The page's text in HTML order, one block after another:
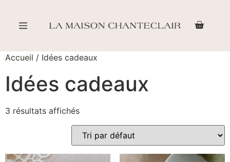
Accueil / Idées cadeaux
Idées cadeaux
3 résultats affichés